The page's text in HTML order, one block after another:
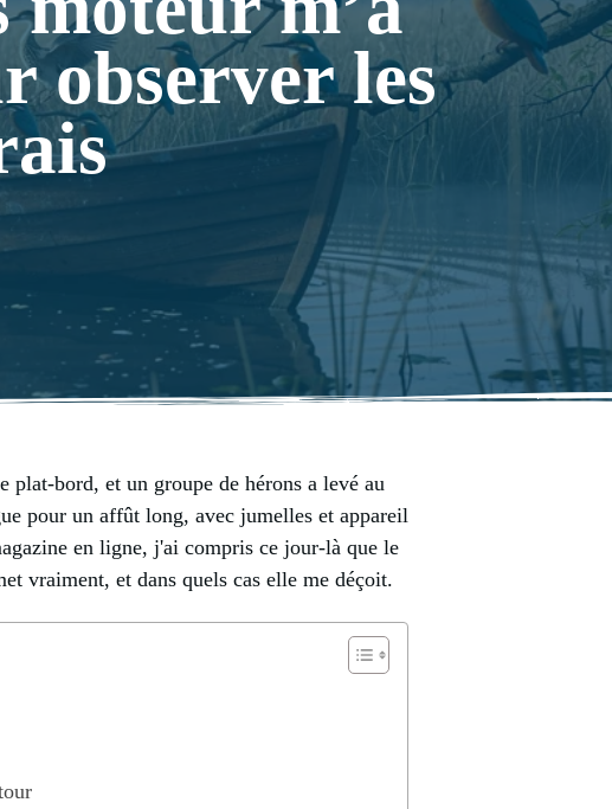
observer les
plat-bord, et un groupe de hérons a levé au
pour un affût long, avec jumelles et appareil
en ligne, j'ai compris ce jour-là que le
vraiment, et dans quels cas elle me déçoit.